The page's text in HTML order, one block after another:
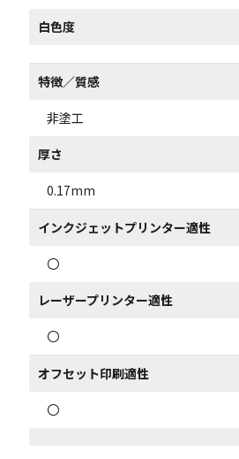
白色度
特徴／質感
非塗工
厚さ
0.17mm
インクジェットプリンター適性
〇
レーザープリンター適性
〇
オフセット印刷適性
〇